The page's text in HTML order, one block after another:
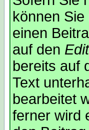
können
einen
auf den
bereits auf
Text
bearbeitet
ferner wird